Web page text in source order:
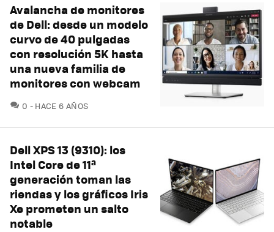
Avalancha de monitores
de Dell: desde un modelo
curvo de 40 pulgadas
con resolución 5K hasta
una nueva familia de
monitores con webcam
0 COMENTARIOS
HACE 6 AÑOS
Dell XPS 13 (9310): los
Intel Core de 11ª
generación toman las
riendas y los gráficos Iris
Xe prometen un salto
notable